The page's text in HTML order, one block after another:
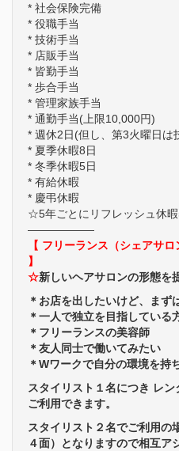
* 社会保険完備
* 役職手当
* 技術手当
* 店販手当
* 皆勤手当
* 歩合手当
* 管理家族手当
* 通勤手当(上限10,000円)
* 週休2日(但し、第3火曜日は
* 夏季休暇8日
* 冬季休暇5日
* 有給休暇
* 慶弔休暇
☆5年ごとにリフレッシュ休暇
——————
【 フリーランス（シェアサ
】
☆新しいヘアサロンの形態を
＊お店を出したいけど、ま
＊一人で独立を目指している
＊フリーランスの美容師
＊友人同士で働いてみたい
＊Wワークで自分の環境を持
スタイリスト１名につき レ
ご利用できます。
スタイリスト２名でご利用の
４面）となりますので相互ア